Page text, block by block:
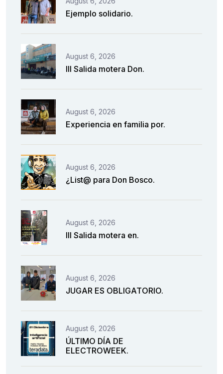
Ejemplo solidario.
August 6, 2026
III Salida motera Don.
August 6, 2026
Experiencia en familia por.
August 6, 2026
¿List@ para Don Bosco.
August 6, 2026
III Salida motera en.
August 6, 2026
JUGAR ES OBLIGATORIO.
August 6, 2026
ÚLTIMO DÍA DE
ELECTROWEEK.